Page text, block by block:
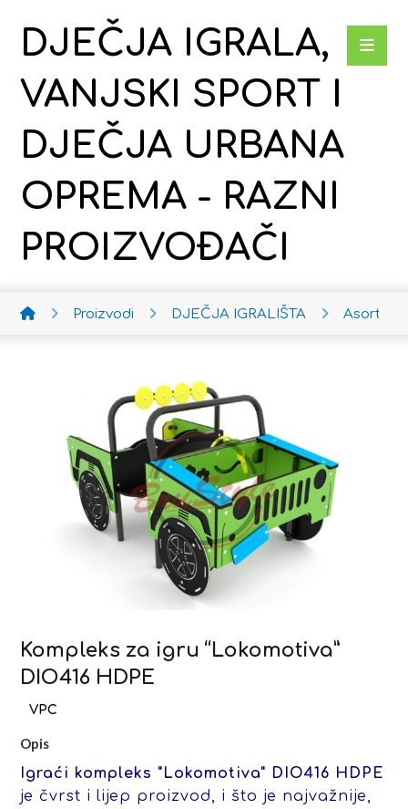
DJEČJA IGRALA,
VANJSKI SPORT I
DJEČJA URBANA
OPREMA - RAZNI
PROIZVOĐAČI
Proizvodi DJEČJA IGRALIŠTA
Kompleks za igru “Lokomotiva”
DIO416 HDPE
Opis
Igraći kompleks "Lokomotiva" DIO416 HDPE
je čvrst i lijep proizvod, i što je najvažnije,